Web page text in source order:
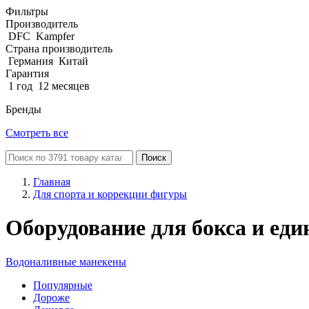
Фильтры
Производитель
DFC Kampfer
Страна производитель
Германия Китай
Гарантия
1 год 12 месяцев
Бренды
Смотреть все
Поиск
Главная
Для спорта и коррекции фигуры
Оборудование для бокса и
Водоналивные манекены
Популярные
Дороже